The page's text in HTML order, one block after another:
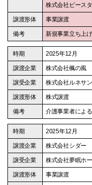
株式会社ビース
事業譲渡
新規事業立ち上
2025年12月
株式会社楓の風
株式会社ルネサ
株式譲渡
介護事業者によ
2025年12月
株式会社シダー
株式会社夢眠ホ
事業譲渡